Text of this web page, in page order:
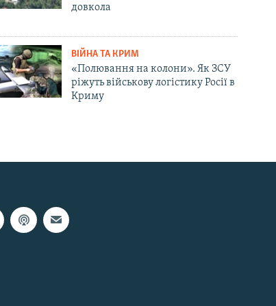
довкола
ВІЙНА ТА КРИМ
«Полювання на колони». Як ЗСУ
ріжуть військову логістику Росії в
Криму